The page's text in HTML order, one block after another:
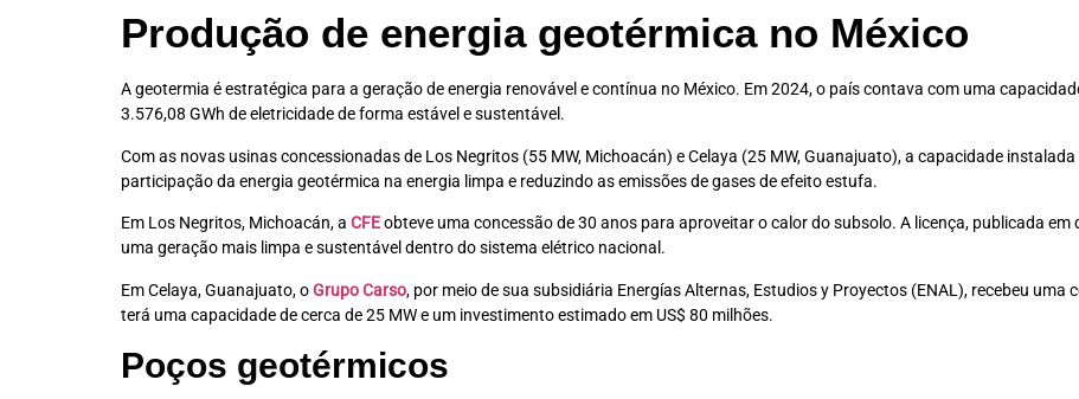
Produção de energia geotérmica no México
A geotermia é estratégica para a geração de energia renovável e contínua no México. Em 2024, o país contava com uma
3.576,08 GWh de eletricidade de forma estável e sustentável.
Com as novas usinas concessionadas de Los Negritos (55 MW, Michoacán) e Celaya (25 MW, Guanajuato), a capacidade
participação da energia geotérmica na energia limpa e reduzindo as emissões de gases de efeito estufa.
Em Los Negritos, Michoacán, a CFEobteve uma concessão de 30 anos para aproveitar o calor do subsolo. A licença, publicada
uma geração mais limpa e sustentável dentro do sistema elétrico nacional.
Em Celaya, Guanajuato, oGrupo Carso, por meio de sua subsidiária Energías Alternas, Estudios y Proyectos (ENAL), recebeu
terá uma capacidade de cerca de 25 MW e um investimento estimado em US$ 80 milhões.
Poços geotérmicos